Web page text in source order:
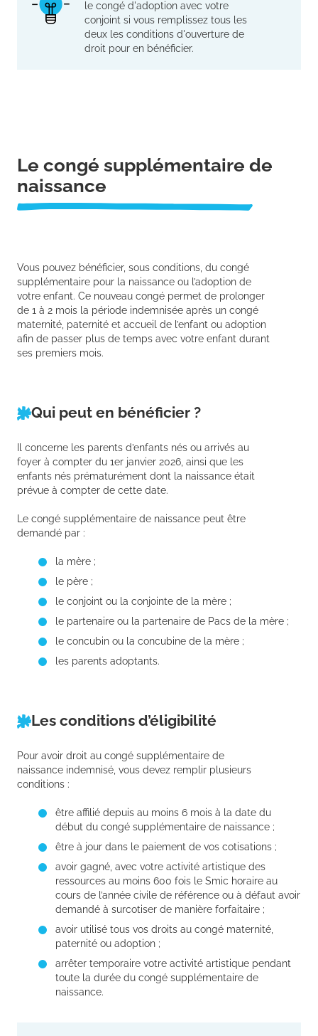
le congé d'adoption avec votre
conjoint si vous remplissez tous les
deux les conditions d'ouverture de
droit pour en bénéficier.
Le congé supplémentaire de
naissance
Vous pouvez bénéficier, sous conditions, du congé
supplémentaire pour la naissance ou l’adoption de
votre enfant. Ce nouveau congé permet de prolonger
de 1 à 2 mois la période indemnisée après un congé
maternité, paternité et accueil de l’enfant ou adoption
afin de passer plus de temps avec votre enfant durant
ses premiers mois.
Qui peut en bénéficier ?
Il concerne les parents d’enfants nés ou arrivés au
foyer à compter du 1er janvier 2026, ainsi que les
enfants nés prématurément dont la naissance était
prévue à compter de cette date.
Le congé supplémentaire de naissance peut être
demandé par :
la mère ;
le père ;
le conjoint ou la conjointe de la mère ;
le partenaire ou la partenaire de Pacs de la mère ;
le concubin ou la concubine de la mère ;
les parents adoptants.
Les conditions d’éligibilité
Pour avoir droit au congé supplémentaire de
naissance indemnisé, vous devez remplir plusieurs
conditions :
être affilié depuis au moins 6 mois à la date du
début du congé supplémentaire de naissance ;
être à jour dans le paiement de vos cotisations ;
avoir gagné, avec votre activité artistique des
ressources au moins 600 fois le Smic horaire au
cours de l’année civile de référence ou à défaut avoir
demandé à surcotiser de manière forfaitaire ;
avoir utilisé tous vos droits au congé maternité,
paternité ou adoption ;
arrêter temporaire votre activité artistique pendant
toute la durée du congé supplémentaire de
naissance.